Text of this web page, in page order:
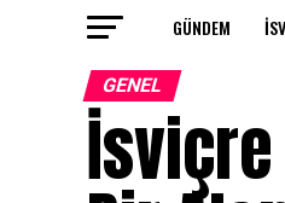
GÜNDEM
GENEL
İsviçre